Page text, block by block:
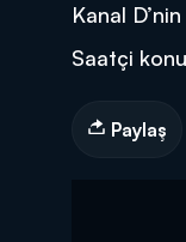
Kanal
Saatçi
Paylaş